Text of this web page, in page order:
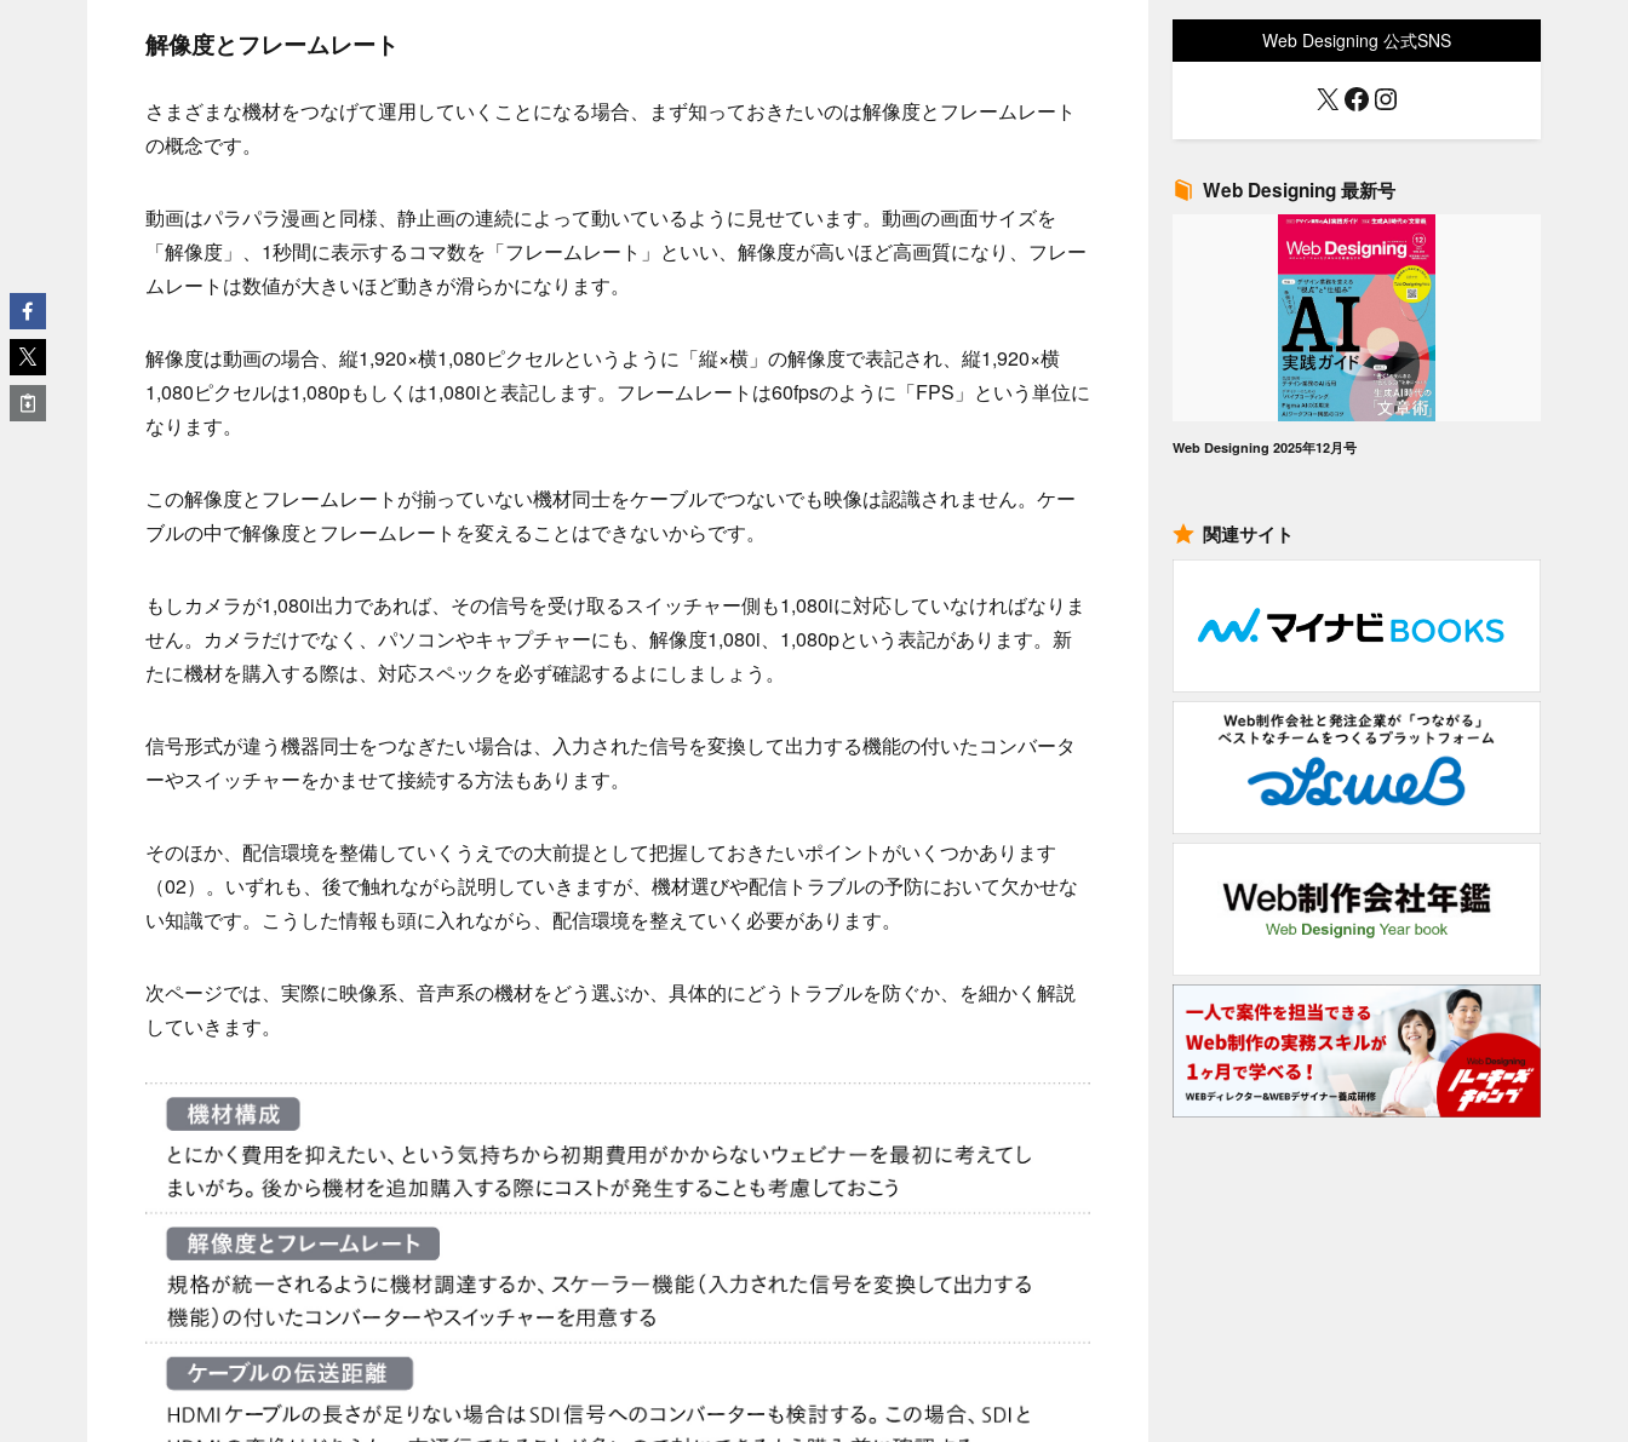
解像度とフレームレート
さまざまな機材をつなげて運用していくことになる場合、まず知っておきたいのは解像度とフレームレート
の概念です。
動画はパラパラ漫画と同様、静止画の連続によって動いているように見せています。動画の画面サイズを
「解像度」、1秒間に表示するコマ数を「フレームレート」といい、解像度が高いほど高画質になり、フレー
ムレートは数値が大きいほど動きが滑らかになります。
解像度は動画の場合、縦1,920×横1,080ピクセルというように「縦×横」の解像度で表記され、縦1,920×横
1,080ピクセルは1,080pもしくは1,080iと表記します。フレームレートは60fpsのように「FPS」という単位に
なります。
この解像度とフレームレートが揃っていない機材同士をケーブルでつないでも映像は認識されません。ケー
ブルの中で解像度とフレームレートを変えることはできないからです。
もしカメラが1,080i出力であれば、その信号を受け取るスイッチャー側も1,080iに対応していなければなりま
せん。カメラだけでなく、パソコンやキャプチャーにも、解像度1,080i、1,080pという表記があります。新
たに機材を購入する際は、対応スペックを必ず確認するよにしましょう。
信号形式が違う機器同士をつなぎたい場合は、入力された信号を変換して出力する機能の付いたコンバータ
ーやスイッチャーをかませて接続する方法もあります。
そのほか、配信環境を整備していくうえでの大前提として把握しておきたいポイントがいくつかあります
（02）。いずれも、後で触れながら説明していきますが、機材選びや配信トラブルの予防において欠かせな
い知識です。こうした情報も頭に入れながら、配信環境を整えていく必要があります。
次ページでは、実際に映像系、音声系の機材をどう選ぶか、具体的にどうトラブルを防ぐか、を細かく解説
していきます。
Web Designing 公式SNS
X Facebook
Instagram
Web Designing 最新号
Web Designing 2025年12月号
関連サイト